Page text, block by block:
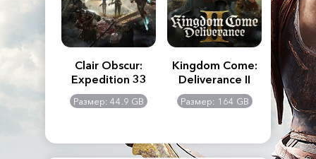
Creed
Clair Obscur:
Expedition 33
Размер: 44.9 GB
Kingdom Come:
Deliverance II
Размер: 164 GB
The